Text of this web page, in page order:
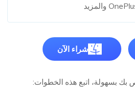
شراء الآن